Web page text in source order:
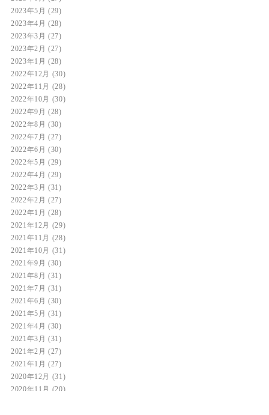
2023年5月 (29)
2023年4月 (28)
2023年3月 (27)
2023年2月 (27)
2023年1月 (28)
2022年12月
(30)
2022年11月
(28)
2022年10月
(30)
2022年9月 (28)
2022年8月 (30)
2022年7月 (27)
2022年6月 (30)
2022年5月 (29)
2022年4月 (29)
2022年3月 (31)
2022年2月 (27)
2022年1月 (28)
2021年12月
(29)
2021年11月
(28)
2021年10月
(31)
2021年9月 (30)
2021年8月 (31)
2021年7月 (31)
2021年6月 (30)
2021年5月 (31)
2021年4月 (30)
2021年3月 (31)
2021年2月 (27)
2021年1月 (27)
2020年12月
(31)
2020年11月 (20)